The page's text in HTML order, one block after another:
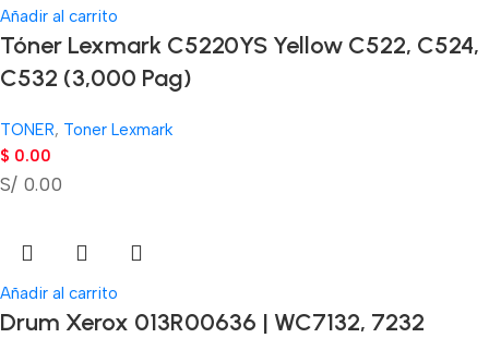
Añadir al carrito
Tóner Lexmark C5220YS Yellow C522, C524,
C532 (3,000 Pag)
TONER, Toner Lexmark
$ 0.00
S/ 0.00
Añadir al carrito
Drum Xerox 013R00636 | WC7132, 7232